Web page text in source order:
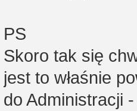
PS
Skoro tak się
jest to właśnie
do Administracji